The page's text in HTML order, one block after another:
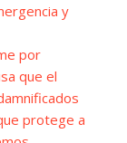
y
por
que el
protege a